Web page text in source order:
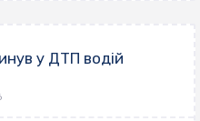
у ДТП водій